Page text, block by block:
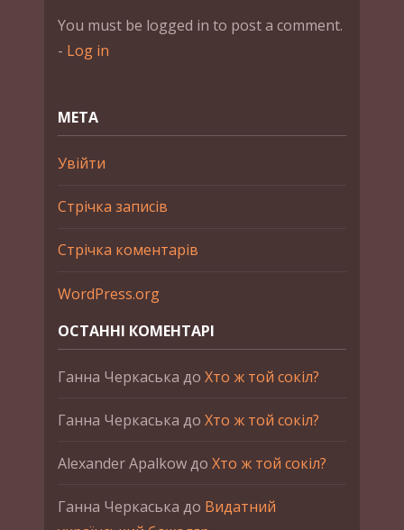
You must be logged in to post a comment.
- Log in
МЕТА
Увійти
Стрічка записів
Стрічка коментарів
WordPress.org
ОСТАННІ КОМЕНТАРІ
Ганна Черкаська до Хто ж той сокіл?
Ганна Черкаська до Хто ж той сокіл?
Alexander Apalkowдо Хто ж той сокіл?
Ганна Черкаська до Видатний